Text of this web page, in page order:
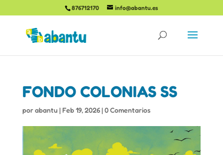
876712170 info@abantu.es
FONDO COLONIAS SS
porabantu | Feb 19, 2026|0 Comentarios